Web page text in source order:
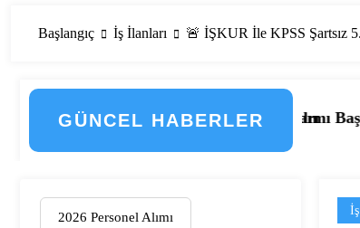
Başlangıç İş İlanları 🚨 İŞKUR İle KPSS Şartsız
GÜNCEL HABERLER
Detayları
Personel Alımı Başladı! İşte Kadrolar, Şehirler
Eskişehir Osmangazi
2026 Personel Alımı